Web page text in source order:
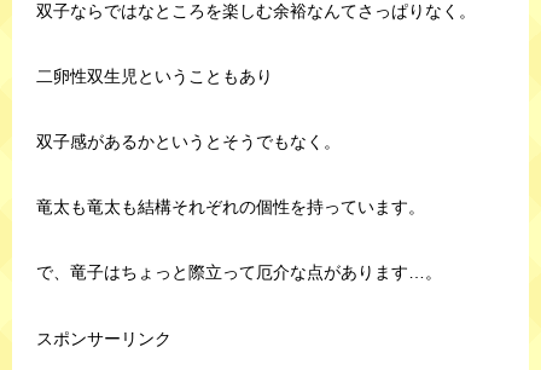
双子ならではなところを楽しむ余裕なんてさっぱりなく。
二卵性双生児ということもあり
双子感があるかというとそうでもなく。
竜太も竜太も結構それぞれの個性を持っています。
で、竜子はちょっと際立って厄介な点があります…。
スポンサーリンク